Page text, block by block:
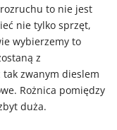
to nie jest
nie tylko sprzęt,
wybierzemy to
z
tak zwanym dieslem
Rożnica pomiędzy
duża.